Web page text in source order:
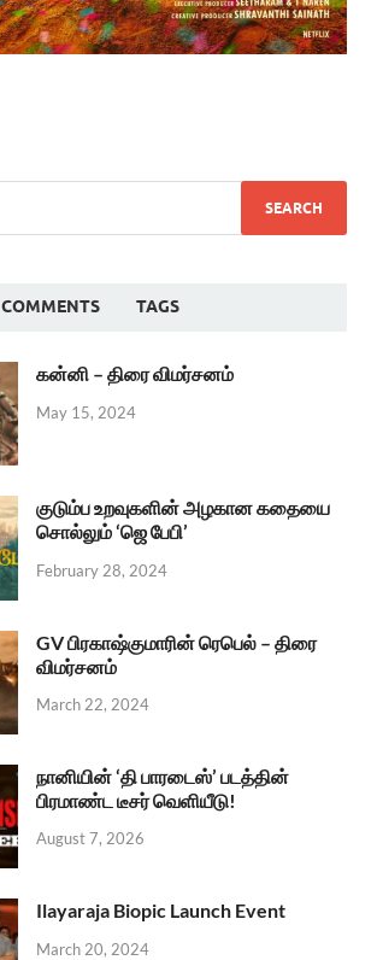
COMMENTS TAGS
கன்னி – திரை விமர்சனம்
May 15, 2024
குடும்ப உறவுகளின் அழகான கதையை
சொல்லும் ‘ஜெ பேபி’
February 28, 2024
GV பிரகாஷ்குமாரின் ரெபெல் – திரை
விமர்சனம்
March 22, 2024
நானியின் ‘தி பாரடைஸ்’ படத்தின்
பிரமாண்ட டீசர் வெளியீடு!
August 7, 2026
Ilayaraja Biopic Launch Event
March 20, 2024